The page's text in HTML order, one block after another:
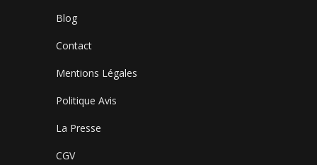
Blog
Contact
Mentions Légales
Politique Avis
La Presse
CGV